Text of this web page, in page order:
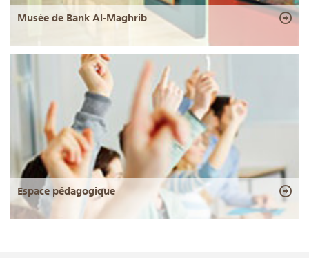
Musée de Bank Al-Maghrib
Espace pédagogique